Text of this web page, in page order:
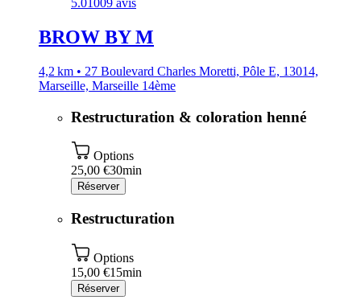
5.01009 avis
BROW BY M
4,2 km • 27 Boulevard Charles Moretti, Pôle E, 13014,
Marseille, Marseille 14ème
Restructuration & coloration henné
Options
25,00 €30min
Réserver
Restructuration
Options
15,00 €15min
Réserver